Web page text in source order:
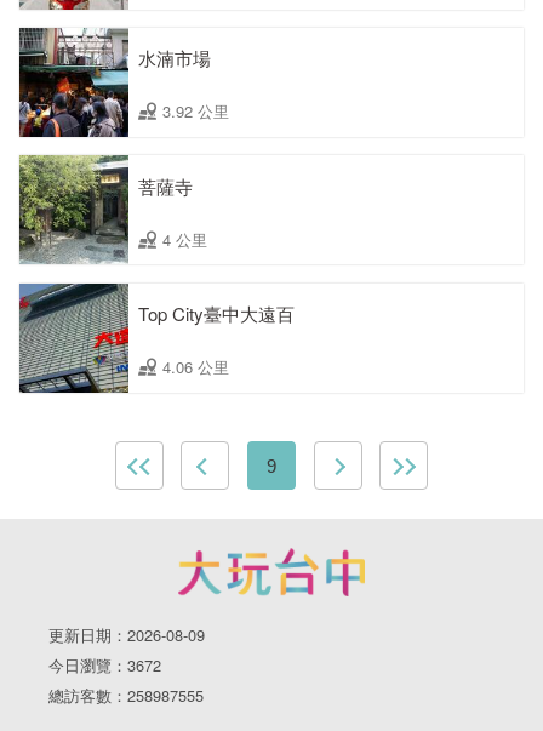
水湳市場
3.92 公里
菩薩寺
4 公里
Top City臺中大遠百
4.06 公里
9
更新日期：2026-08-09
今日瀏覽：3672
總訪客數：258987555